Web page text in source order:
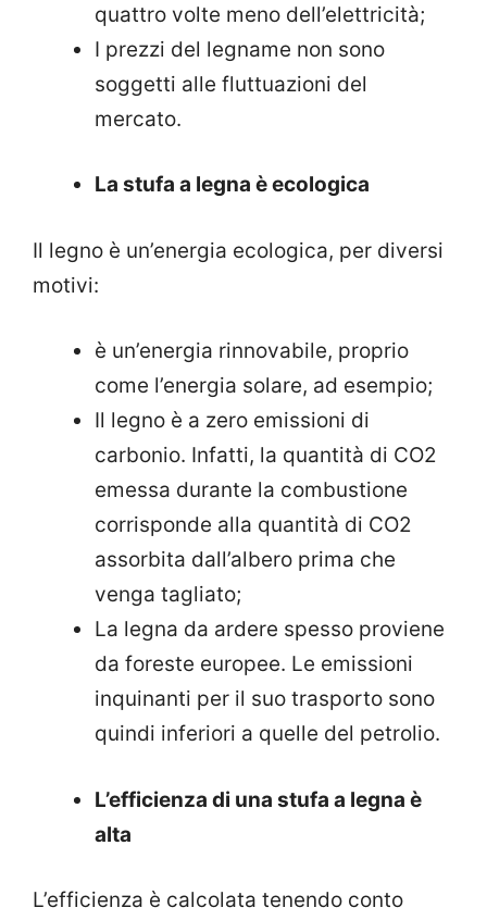
quattro volte meno dell’elettricità;
I prezzi del legname non sono
soggetti alle fluttuazioni del
mercato.
La stufa a legna è ecologica
Il legno è un’energia ecologica, per diversi
motivi:
è un’energia rinnovabile, proprio
come l’energia solare, ad esempio;
Il legno è a zero emissioni di
carbonio. Infatti, la quantità di CO2
emessa durante la combustione
corrisponde alla quantità di CO2
assorbita dall’albero prima che
venga tagliato;
La legna da ardere spesso proviene
da foreste europee. Le emissioni
inquinanti per il suo trasporto sono
quindi inferiori a quelle del petrolio.
L’efficienza di una stufa a legna è
alta
L’efficienza è calcolata tenendo conto